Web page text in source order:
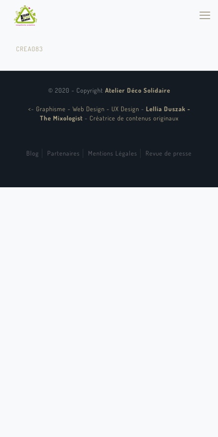
CREA083
© 2020 - Copyright Atelier Déco Solidaire
<- Graphisme - Web Design - UX Design - Lellia Duszak -
The Mixologist - Créatrice de contenus originaux
Blog Partenaires Mentions Légales Revue de presse